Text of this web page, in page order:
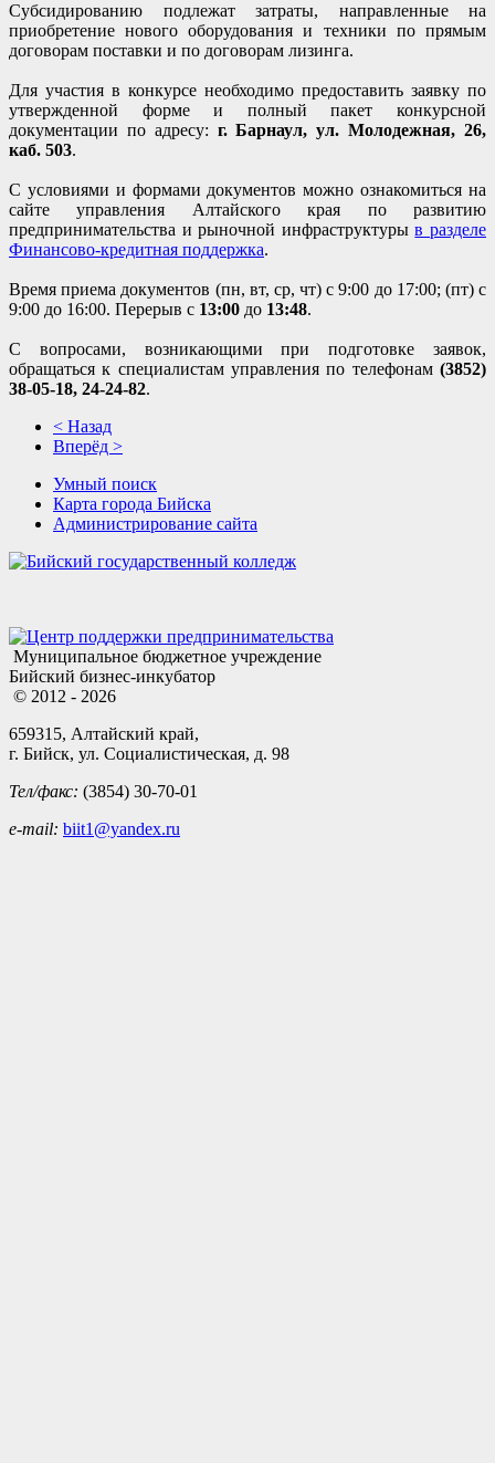
Субсидированию подлежат затраты, направленные на
приобретение нового оборудования и техники по прямым
договорам поставки и по договорам лизинга.
Для участия в конкурсе необходимо предоставить заявку по
утвержденной форме и полный пакет конкурсной
документации по адресу: г. Барнаул, ул. Молодежная, 26,
каб. 503.
С условиями и формами документов можно ознакомиться на
сайте управления Алтайского края по развитию
предпринимательства и рыночной инфраструктурыв разделе
Финансово-кредитная поддержка.
Время приема документов (пн, вт, ср, чт) с 9:00 до 17:00; (пт) с
9:00 до 16:00. Перерыв с 13:00 до 13:48.
С вопросами, возникающими при подготовке заявок,
обращаться к специалистам управления по телефонам (3852)
38-05-18, 24-24-82.
< Назад
Вперёд >
Умный поиск
Карта города Бийска
Администрирование сайта
Муниципальное бюджетное учреждение
Бийский бизнес-инкубатор
© 2012 - 2026
659315, Алтайский край,
г. Бийск, ул. Социалистическая, д. 98
Тел/факс: (3854) 30-70-01
e-mail: biit1@yandex.ru